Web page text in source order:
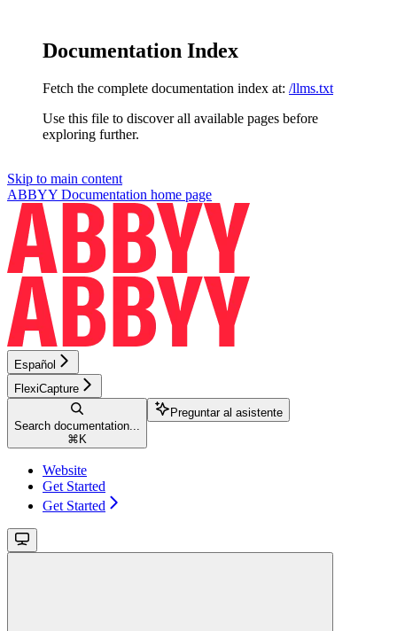
Documentation Index
Fetch the complete documentation index at: /llms.txt
Use this file to discover all available pages before
exploring further.
Skip to main content
ABBYY Documentation home page
Español
FlexiCapture
Search documentation...
⌘ K
Preguntar al asistente
Website
Get Started
Get Started